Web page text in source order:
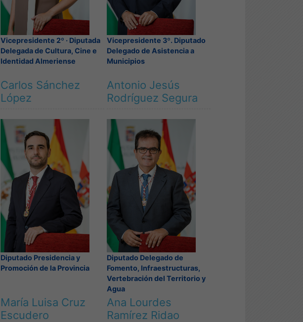
Vicepresidente 2º · Diputada
Delegada de Cultura, Cine e
Identidad Almeriense
Vicepresidente 3º. Diputado
Delegado de Asistencia a
Municipios
Carlos Sánchez
López
Diputado Presidencia y
Promoción de la Provincia
Antonio Jesús
Rodríguez Segura
Diputado Delegado de
Fomento, Infraestructuras,
Vertebración del Territorio y
Agua
María Luisa Cruz
Escudero
Ana Lourdes
Ramírez Ridao